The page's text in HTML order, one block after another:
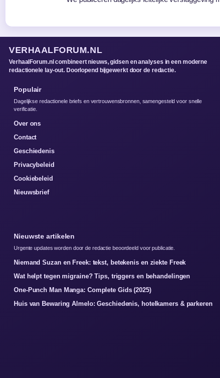
VERHAALFORUM.NL
VerhaalForum.nl combineert nieuws, gidsen en analyses in een moderne
redactionele lay-out. Doorlopend bijgewerkt door de redactie.
Populair
Dagelijkse redactionele briefs en vertrouwensbronnen, samengesteld voor snelle
verificatie.
Over ons
Contact
Geschiedenis
Privacybeleid
Cookiebeleid
Nieuwsbrief
Nieuwste artikelen
Urgente updates worden door de redactie beoordeeld voor publicatie.
Niemand Suzan en Freek: tekst, betekenis en ziekte Freek
Wat helpt tegen migraine? Tips, triggers en behandelingen
One-Punch Man Manga: Complete Gids (2025)
Huis van Bewaring Almelo: Geschiedenis, hotelkamers & parkeren